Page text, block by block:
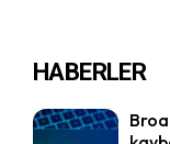
HABERLER